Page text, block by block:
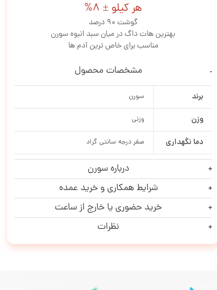
هر کیلو ± 8%
گوشت 90 درصد
بهترین هات داگ در میان سبد انبوه سورن
مناسب برای خاص ترین آدم ها
مشخصات محصول
برند سورن
وزن وزنی
دما نگهداری صفر درجه سانتی گراد
درباره سورن
شرایط همکاری و خرید عمده
خرید حضوری یا خارج از ساعت
نظرات